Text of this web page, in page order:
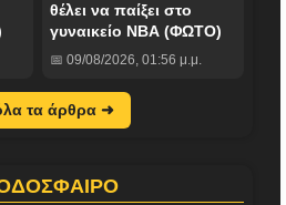
θέλει να παίξει στο
γυναικείο ΝΒΑ (ΦΩΤΟ)
📅 09/08/2026, 01:56 μ.μ.
τα άρθρα ➜